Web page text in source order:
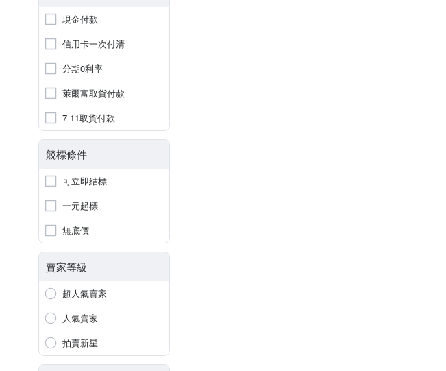
現金付款
信用卡一次付清
分期0利率
萊爾富取貨付款
7-11取貨付款
競標條件
可立即結標
一元起標
無底價
賣家等級
超人氣賣家
人氣賣家
拍賣新星